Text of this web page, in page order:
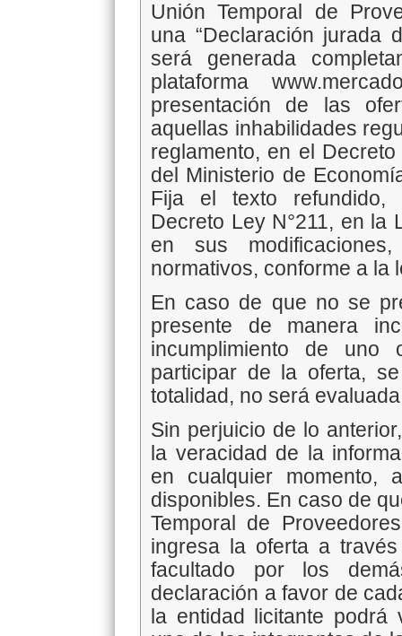
Unión Temporal de
una “Declaración jurada
será generada
plataforma
presentación de las
aquellas inhabilidades
reglamento, en el
del Ministerio de
Fija el texto refundido,
Decreto Ley N°211, en la
en sus
normativos, conforme a la
En caso de que no se
presente de manera
incumplimiento de uno
participar de la oferta,
totalidad, no será
Sin perjuicio de lo
la veracidad de la
en cualquier momento,
disponibles. En caso de
Temporal de
ingresa la oferta a
facultado por los
declaración a favor de
la entidad licitante podrá